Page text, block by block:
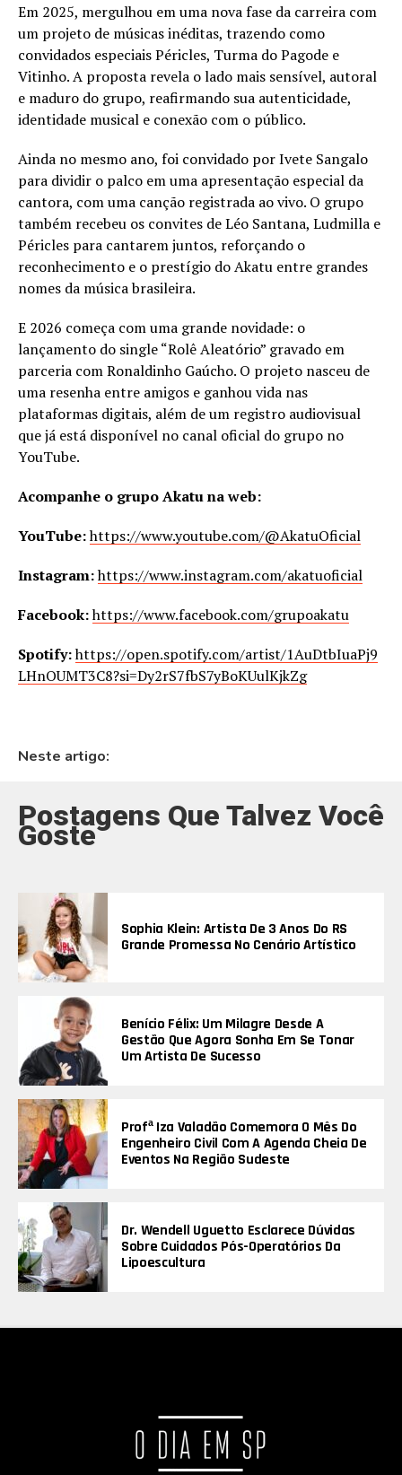
Em 2025, mergulhou em uma nova fase da carreira com
um projeto de músicas inéditas, trazendo como
convidados especiais Péricles, Turma do Pagode e
Vitinho. A proposta revela o lado mais sensível, autoral
e maduro do grupo, reafirmando sua autenticidade,
identidade musical e conexão com o público.
Ainda no mesmo ano, foi convidado por Ivete Sangalo
para dividir o palco em uma apresentação especial da
cantora, com uma canção registrada ao vivo. O grupo
também recebeu os convites de Léo Santana, Ludmilla e
Péricles para cantarem juntos, reforçando o
reconhecimento e o prestígio do Akatu entre grandes
nomes da música brasileira.
E 2026 começa com uma grande novidade: o
lançamento do single “Rolê Aleatório” gravado em
parceria com Ronaldinho Gaúcho. O projeto nasceu de
uma resenha entre amigos e ganhou vida nas
plataformas digitais, além de um registro audiovisual
que já está disponível no canal oficial do grupo no
YouTube.
Acompanhe o grupo Akatu na web:
YouTube:https://www.youtube.com/@AkatuOficial
Instagram:https://www.instagram.com/akatuoficial
Facebook:https://www.facebook.com/grupoakatu
Spotify:https://open.spotify.com/artist/1AuDtbIuaPj9
LHnOUMT3C8?si=Dy2rS7fbS7yBoKUulKjkZg
Neste artigo:
Postagens Que Talvez Você
Goste
Sophia Klein: Artista De 3 Anos Do RS
Grande Promessa No Cenário Artístico
Benício Félix: Um Milagre Desde A
Gestão Que Agora Sonha Em Se Tonar
Um Artista De Sucesso
Profª Iza Valadão Comemora O Mês Do
Engenheiro Civil Com A Agenda Cheia De
Eventos Na Região Sudeste
Dr. Wendell Uguetto Esclarece Dúvidas
Sobre Cuidados Pós-Operatórios Da
Lipoescultura